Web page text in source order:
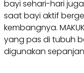
bayi sehari-hari
saat bayi aktif
kembangnya.
yang pas di tubuh
digunakan